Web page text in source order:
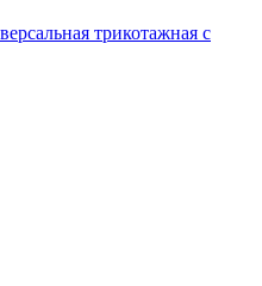
трикотажная с